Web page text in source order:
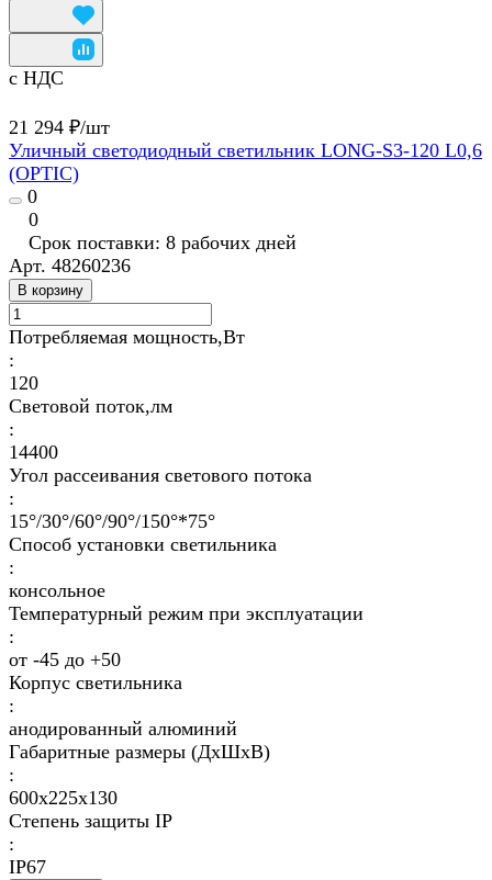
с НДС
21 294 ₽/шт
Уличный светодиодный светильник LONG-S3-120 L0,6
(OPTIC)
0
0
Срок поставки: 8 рабочих дней
Арт. 48260236
В корзину
Потребляемая мощность,Вт
:
120
Световой поток,лм
:
14400
Угол рассеивания светового потока
:
15°/30°/60°/90°/150°*75°
Способ установки светильника
:
консольное
Температурный режим при эксплуатации
:
от -45 до +50
Корпус светильника
:
анодированный алюминий
Габаритные размеры (ДхШхВ)
:
600х225х130
Степень защиты IP
:
IP67